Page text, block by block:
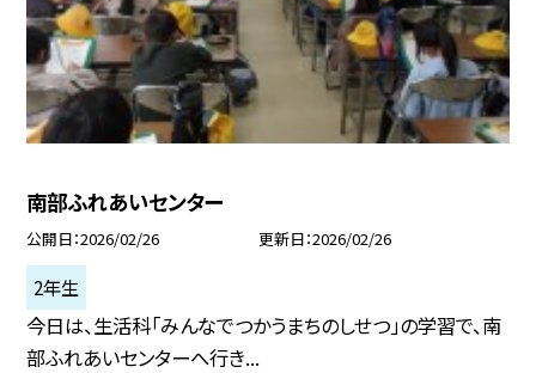
南部ふれあいセンター
公開日 2026/02/26 更新日 2026/02/26
2年生
今日は、生活科「みんなでつかうまちのしせつ」の学習で、南
部ふれあいセンターへ行き...